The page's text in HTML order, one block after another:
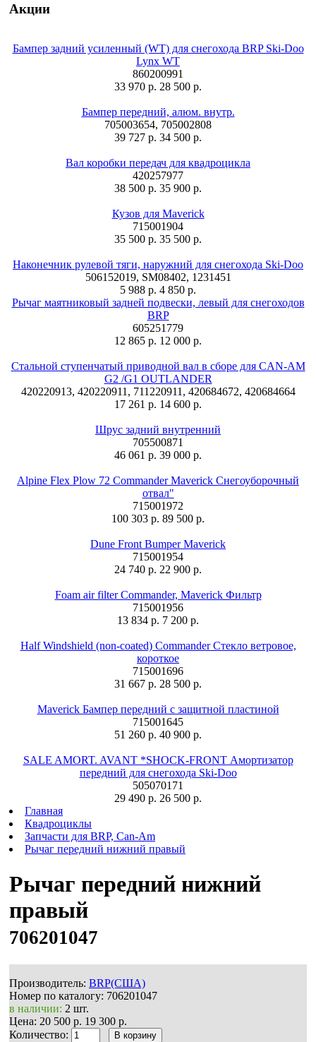
Акции
Бампер задний усиленный (WT) для снегохода BRP Ski-Doo
Lynx WT
860200991
33 970 р. 28 500 р.
Бампер передний, алюм. внутр.
705003654, 705002808
39 727 р. 34 500 р.
Вал коробки передач для квадроцикла
420257977
38 500 р. 35 900 р.
Кузов для Maverick
715001904
35 500 р. 35 500 р.
Наконечник рулевой тяги, наружний для снегохода Ski-Doo
506152019, SM08402, 1231451
5 988 р. 4 850 р.
Рычаг маятниковый задней подвески, левый для снегоходов
BRP
605251779
12 865 р. 12 000 р.
Стальной ступенчатый приводной вал в сборе для CAN-AM
G2 /G1 OUTLANDER
420220913, 420220911, 711220911, 420684672, 420684664
17 261 р. 14 600 р.
Шрус задний внутренний
705500871
46 061 р. 39 000 р.
Alpine Flex Plow 72 Commander Maverick Снегоуборочный
отвал"
715001972
100 303 р. 89 500 р.
Dune Front Bumper Maverick
715001954
24 740 р. 22 900 р.
Foam air filter Commander, Maverick Фильтр
715001956
13 834 р. 7 200 р.
Half Windshield (non-coated) Commander Стекло ветровое,
короткое
715001696
31 667 р. 28 500 р.
Maverick Бампер передний с защитной пластиной
715001645
51 260 р. 40 900 р.
SALE AMORT. AVANT *SHOCK-FRONT Амортизатор
передний для снегохода Ski-Doo
505070171
29 490 р. 26 500 р.
Главная
Квадроциклы
Запчасти для BRP, Can-Am
Рычаг передний нижний правый
Рычаг передний нижний
правый
706201047
Производитель: BRP(США)
Номер по каталогу: 706201047
в наличии: 2 шт.
Цена: 20 500 р. 19 300 р.
Количество: